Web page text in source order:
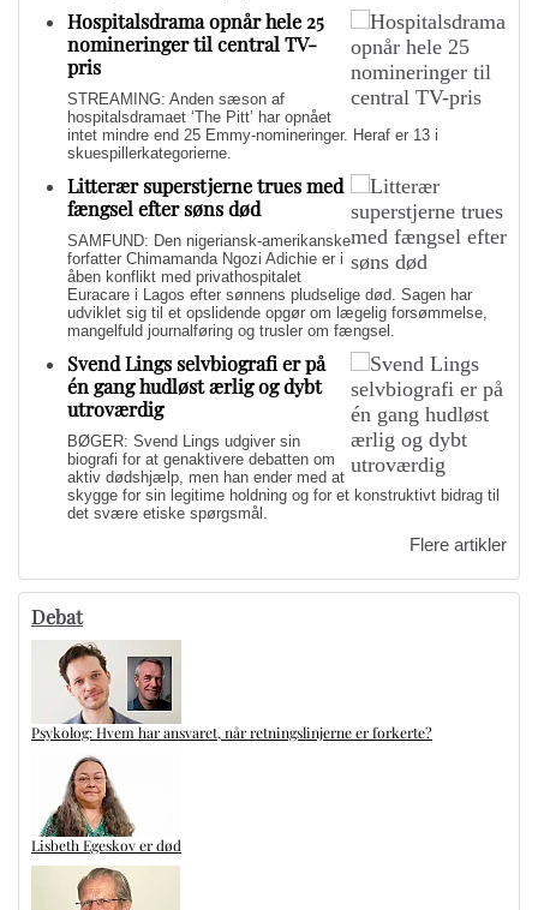
Hospitalsdrama opnår hele 25
nomineringer til central TV-
pris
STREAMING: Anden sæson af
hospitalsdramaet ‘The Pitt’ har opnået
intet mindre end 25 Emmy-nomineringer. Heraf er 13 i
skuespillerkategorierne.
Litterær superstjerne trues med
fængsel efter søns død
SAMFUND: Den nigeriansk-amerikanske
forfatter Chimamanda Ngozi Adichie er i
åben konflikt med privathospitalet
Euracare i Lagos efter sønnens pludselige død. Sagen har
udviklet sig til et opslidende opgør om lægelig forsømmelse,
mangelfuld journalføring og trusler om fængsel.
Svend Lings selvbiografi er på
én gang hudløst ærlig og dybt
utroværdig
BØGER: Svend Lings udgiver sin
biografi for at genaktivere debatten om
aktiv dødshjælp, men han ender med at
skygge for sin legitime holdning og for et konstruktivt bidrag til
det svære etiske spørgsmål.
Flere artikler
Debat
Psykolog: Hvem har ansvaret, når retningslinjerne er forkerte?
Lisbeth Egeskov er død